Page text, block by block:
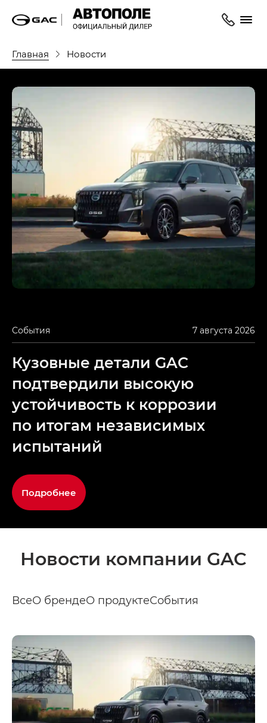
Главная Новости
События 7 августа 2026
Кузовные детали GAC
подтвердили высокую
устойчивость к коррозии
по итогам независимых
испытаний
Подробнее
Новости компании GAC
ВсеО брендеО продуктеСобытия